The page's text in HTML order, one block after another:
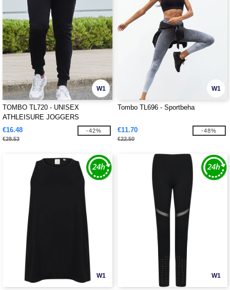
W1
TOMBO TL720 - UNISEX
ATHLEISURE JOGGERS
€16.48
€28.53
-42%
W1
Tombo TL696 - Sportbeha
€11.70
€22.50
-48%
W1 W1